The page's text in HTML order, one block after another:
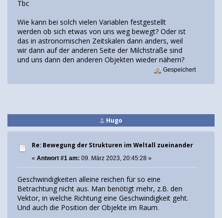
Tbc
Wie kann bei solch vielen Variablen festgestellt
werden ob sich etwas von uns weg bewegt? Oder ist
das in astronomischen Zeitskalen dann anders, weil
wir dann auf der anderen Seite der Milchstraße sind
und uns dann den anderen Objekten wieder nähern?
Gespeichert
Hugo
Re: Bewegung der Strukturen im Weltall zueinander
« Antwort #1 am: 09. März 2023, 20:45:28 »
Geschwindigkeiten alleine reichen für so eine
Betrachtung nicht aus. Man benötigt mehr, z.B. den
Vektor, in welche Richtung eine Geschwindigkeit geht.
Und auch die Position der Objekte im Raum.